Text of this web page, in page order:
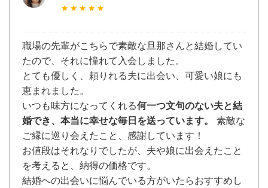
職場の先輩がこちらで素敵な旦那さんと結婚してい
たので、それに憧れて入会しました。
とても優しく、頼りれる夫に出会い、可愛い娘にも
恵まれました。
いつも味方になってくれる何一つ文句のない夫と結
婚でき、本当に幸せな毎日を送っています。
素敵な
ご縁に巡り会えたこと、感謝しています！
お値段はそれなりでしたが、夫や娘に出会えたこと
を考えると、納得の価格です。
結婚への出会いに悩んでいる方がいたらおすすめし